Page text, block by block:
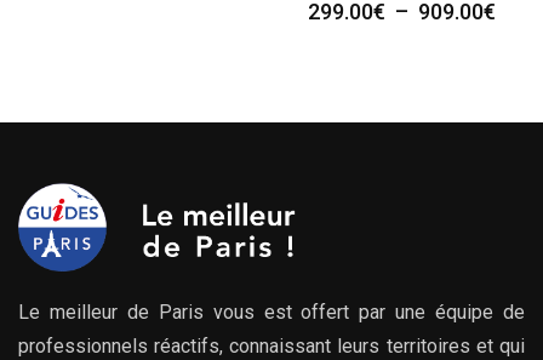
299.00€ – 909.00€
à
Le meilleur de Paris vous est offert par une équipe de
professionnels réactifs, connaissant leurs territoires et qui